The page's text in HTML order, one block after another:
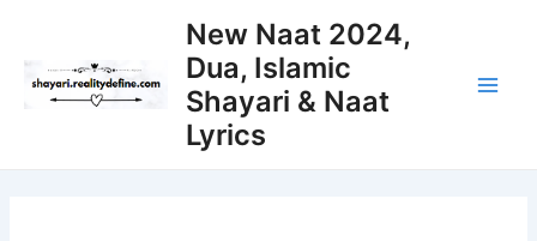
content
New Naat 2024,
Dua, Islamic
Shayari & Naat
Lyrics